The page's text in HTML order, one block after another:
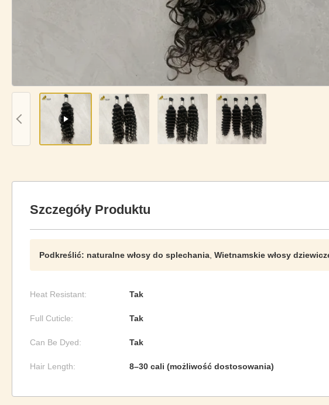
Szczegóły Produktu
Podkreślić: naturalne włosy do splechania Wietnamskie włosy
Heat Resistant: Tak
Full Cuticle: Tak
Can Be Dyed: Tak
Hair Length: 8–30 cali (możliwość dostosowania)